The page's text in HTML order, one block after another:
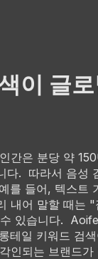
이 글
간은 분당 약
다. 따라서 음성
를 들어, 텍스트
내어 말할 때는
있습니다.
테일 키워드 검
인되는 브랜드